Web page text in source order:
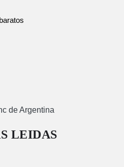
de Argentina
LEIDAS